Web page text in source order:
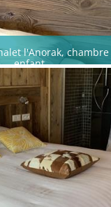
l'Anorak,
enfant